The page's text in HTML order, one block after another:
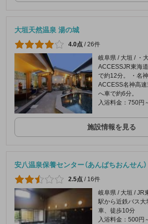
大垣天然温泉 湯の城
4.0点 /26件
岐阜県 / 大垣 / ・
ACCESSJR東海道
で約12分。 ・名
ACCESS名神高速
へ車で約6分。
入浴料金：750円
施設情報を見る
安八温泉保養センター（あんぱちおんせん）
2.5点 / 16件
岐阜県 / 大垣 / JR
駅から近鉄バス
車、徒歩10分
入浴料金：500円